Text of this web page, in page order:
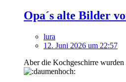
Opa´s alte Bilder
lura
12. Juni 2026 um 22:57
Aber die Kochgeschirre